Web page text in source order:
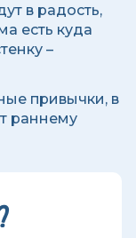
в радость,
есть куда
–
привычки, в
раннему